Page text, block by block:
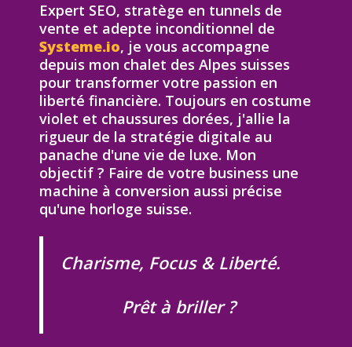
Expert SEO, stratège en tunnels de
vente et adepte inconditionnel de
Systeme.io, je vous accompagne
depuis mon chalet des Alpes suisses
pour transformer votre passion en
liberté financière. Toujours en costume
violet et chaussures dorées, j'allie la
rigueur de la stratégie digitale au
panache d'une vie de luxe. Mon
objectif ? Faire de votre business une
machine à conversion aussi précise
qu'une horloge suisse.
Charisme, Focus & Liberté.
Prêt à briller ?